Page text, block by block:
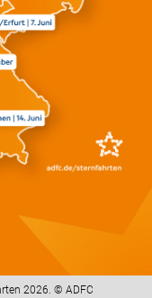
2026. © ADFC